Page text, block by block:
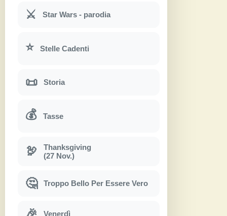
⚔ Star Wars - parodia
⭐ Stelle Cadenti
📜 Storia
💰 Tasse
🦃
Thanksgiving
(27 Nov.)
🤔 Troppo Bello Per Essere Vero
Venerdì